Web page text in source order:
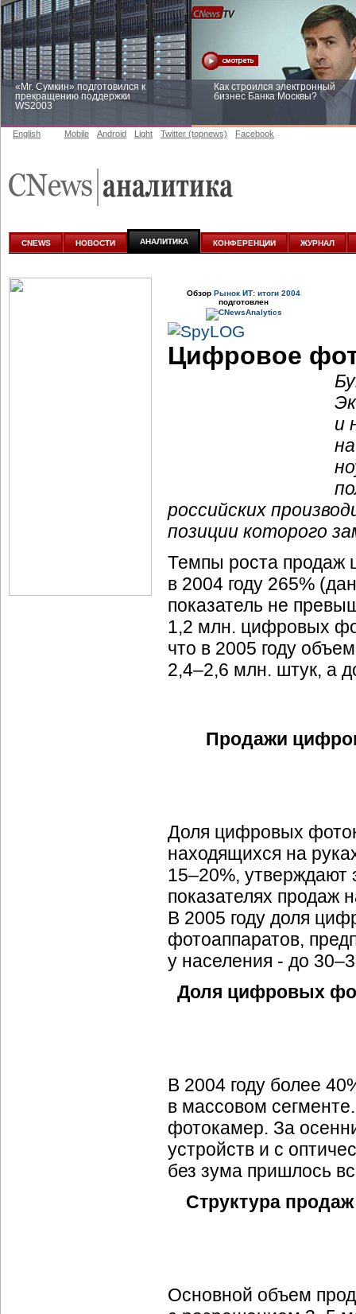
«Mr. Сумкин» подготовился к
прекращению поддержки
WS2003
Как строился электронный
бизнес Банка Москвы?
аналитике
English Mobile Android Light Twitter (topnews) Facebook
CNEWS НОВОСТИ АНАЛИТИКА КОНФЕРЕНЦИИ ЖУРНАЛ
Обзор Рынок ИТ: итоги 2004
подготовлен
Цифровое
и
российских
позиции которого
Темпы роста продаж
в 2004 году 265%
показатель не
1,2 млн. цифровых
что в 2005 году
2,4–2,6 млн. штук, а
Продажи
Доля цифровых
находящихся на
15–20%, утверждают
показателях продаж
В 2005 году доля
фотоаппаратов,
у населения - до
Доля цифровых
В 2004 году более
в массовом
фотокамер. За
устройств и с
без зума пришлось
Структура
Основной объем